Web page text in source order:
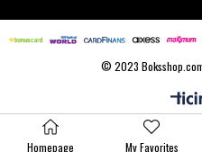
© 2023 Boksshop.com
Homepage My Favorites